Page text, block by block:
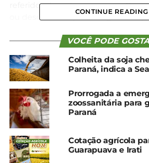
referidos durante a inscrição. Caso
ou desclassificação de algum
mesmos critérios do edital de
Além disso, todos os participantes
CAF (Cadastro Nacional da
ativo e as agroindústrias
estar regularizadas
que forem comercializados estarão
rotulados, seguindo a legislação
artesanatos serão característicos
regional ou terão em sua
primas da propriedade rural.
CONTINUE READING
VOCÊ PODE
Colheita da soja
Paraná, indica a
Prorrogada a
zoossanitária para
Paraná
Cotação agrícola
Guarapuava e Irati